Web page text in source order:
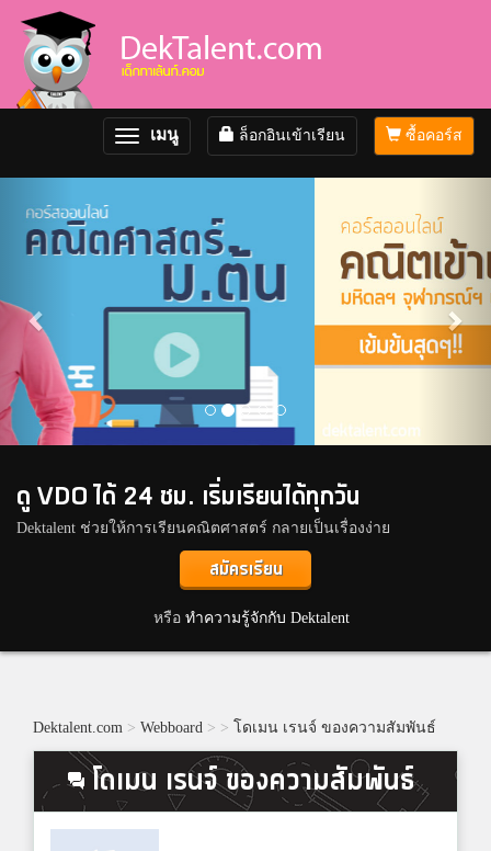
ซื้อคอร์ส
ล็อกอินเข้าเรียน
Toggle
navigation
เมนู
ดู VDO ได้ 24 ชม. เริ่มเรียนได้ทุกวัน
Dektalent ช่วยให้การเรียนคณิตศาสตร์ กลายเป็นเรื่องง่าย
สมัครเรียน
หรือ ทำความรู้จักกับ Dektalent
Dektalent.com > Webboard > > โดเมน เรนจ์ ของความสัมพันธ์
โดเมน เรนจ์ ของความสัมพันธ์